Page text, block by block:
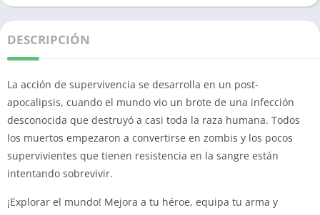
DESCRIPCIÓN
La acción de supervivencia se desarrolla en un post-
apocalipsis, cuando el mundo vio un brote de una infección
desconocida que destruyó a casi toda la raza humana. Todos
los muertos empezaron a convertirse en zombis y los pocos
supervivientes que tienen resistencia en la sangre están
intentando sobrevivir.
¡Explorar el mundo! Mejora a tu héroe, equipa tu arma y